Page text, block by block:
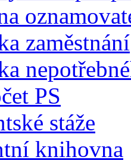
zaměstnání
PS
stáže
knihovna